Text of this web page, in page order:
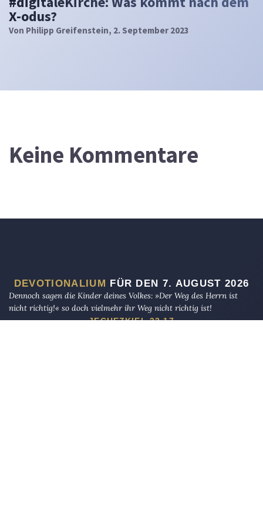
X-odus?
Von Philipp Greifenstein, 2. September 2023
Keine Kommentare
DEVOTIONALIUM FÜR DEN 7. AUGUST 2026
Dennoch sagen die Kinder deines Volkes: »Der Weg des Herrn ist
nicht richtig!« so doch vielmehr ihr Weg nicht richtig ist!
JECHEZKIEL 33,17